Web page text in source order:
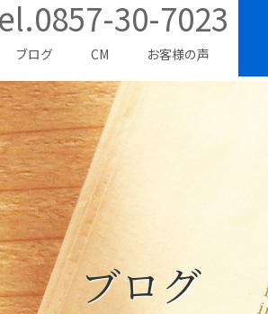
30-7023
ブログ CM お客様の声
ブログ